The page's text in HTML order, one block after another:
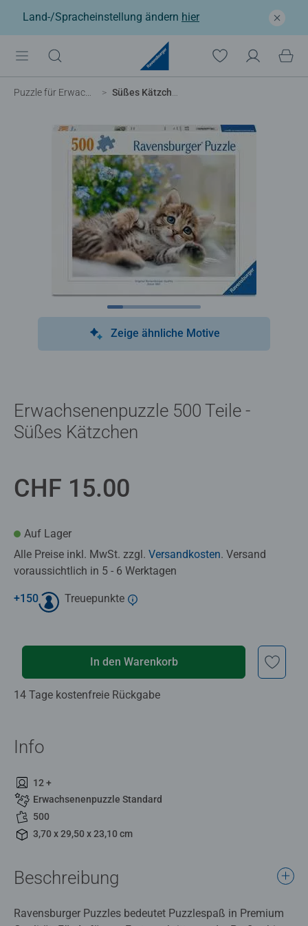
Land-/Spracheinstellung ändern hier
Puzzle für Erwachsene Süßes Kätzchen
Zeige ähnliche Motive
Erwachsenenpuzzle 500 Teile -
Süßes Kätzchen
CHF 15.00
Auf Lager
Alle Preise inkl. MwSt. zzgl. Versandkosten. Versand
voraussichtlich in 5 - 6 Werktagen
+150 Treuepunkte
In den Warenkorb
14 Tage kostenfreie Rückgabe
Info
12 +
Erwachsenenpuzzle Standard
500
3,70 x 29,50 x 23,10 cm
Beschreibung
Ravensburger Puzzles bedeutet Puzzlespaß in Premium